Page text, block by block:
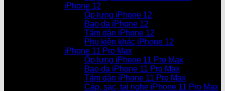
iPhone 12
Ốp lưng iPhone 12
Bao da iPhone 12
Tấm dán iPhone 12
Phụ kiện khác iPhone 12
iPhone 11 Pro Max
Ốp lưng iPhone 11 Pro Max
Bao da iPhone 11 Pro Max
Tấm dán iPhone 11 Pro Max
Cáp, sạc, tai nghe iPhone 11 Pro Max